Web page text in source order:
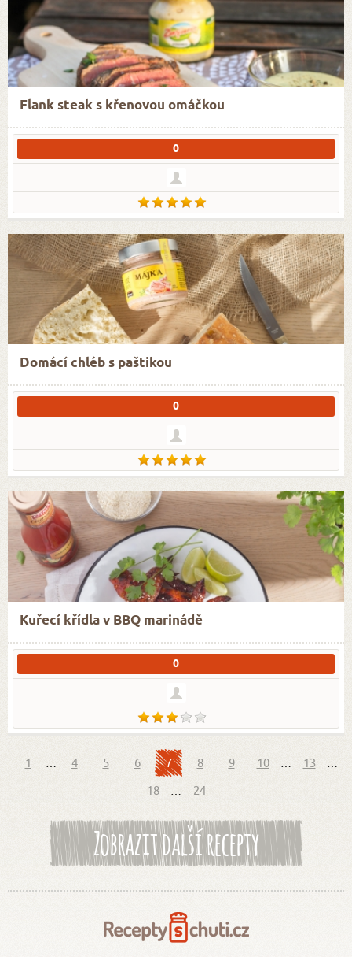
Flank steak s křenovou omáčkou
0
Domácí chléb s paštikou
0
Kuřecí křídla v BBQ marinádě
0
1 4 5 6 7 8 9 10 13
18 24
Zobrazit další recepty